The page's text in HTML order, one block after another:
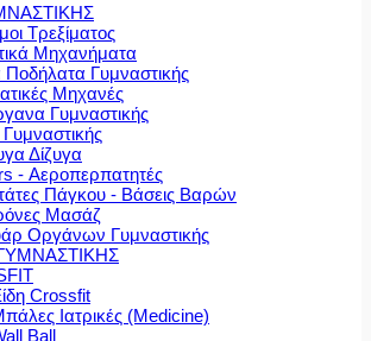
Τρεξίματος
Μηχανήματα
Ποδήλατα Γυμναστικής
Μηχανές
Γυμναστικής
Δίζυγα
- Αεροπερπατητές
Πάγκου - Βάσεις Βαρών
Μασάζ
Οργάνων Γυμναστικής
Crossfit
Ιατρικές (Medicine)
Ball